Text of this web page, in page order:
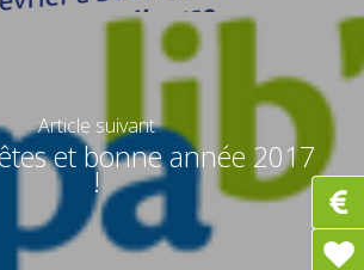
Article suivant
et bonne année 2017
!